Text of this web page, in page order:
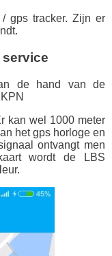
gps tracker. Zijn er
de hand van de
kan wel 1000 meter
het gps horloge en
ontvangt men
wordt de LBS